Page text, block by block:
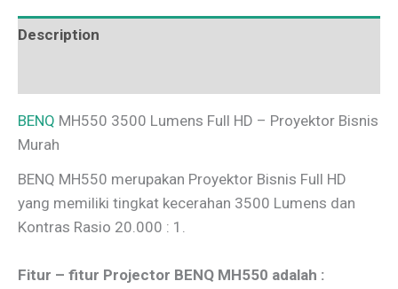
Description
BENQ MH550 3500 Lumens Full HD – Proyektor Bisnis
Murah
BENQ MH550 merupakan Proyektor Bisnis Full HD
yang memiliki tingkat kecerahan 3500 Lumens dan
Kontras Rasio 20.000 : 1.
Fitur – fitur Projector BENQ MH550 adalah :